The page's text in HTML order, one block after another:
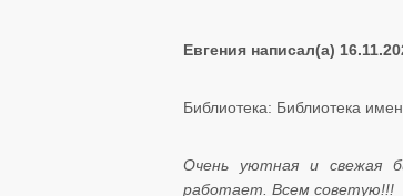
Евгения написал(а)
Библиотека: Библиотека
Очень уютная и свежая
работает. Всем советую!!!